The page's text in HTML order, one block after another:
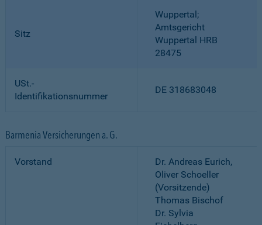
Sitz
Wuppertal;
Amtsgericht
Wuppertal HRB
28475
USt.-
Identifikationsnummer
DE 318683048
Barmenia Versicherungen a. G.
Vorstand
Dr. Andreas Eurich,
Oliver Schoeller
(Vorsitzende)
Thomas Bischof
Dr. Sylvia